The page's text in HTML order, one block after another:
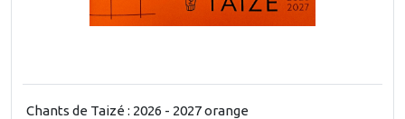
Chants de Taizé : 2026 - 2027 orange